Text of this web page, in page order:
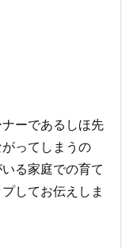
ーであるしほ先
ってしまうの
る家庭での育て
してお伝えしま